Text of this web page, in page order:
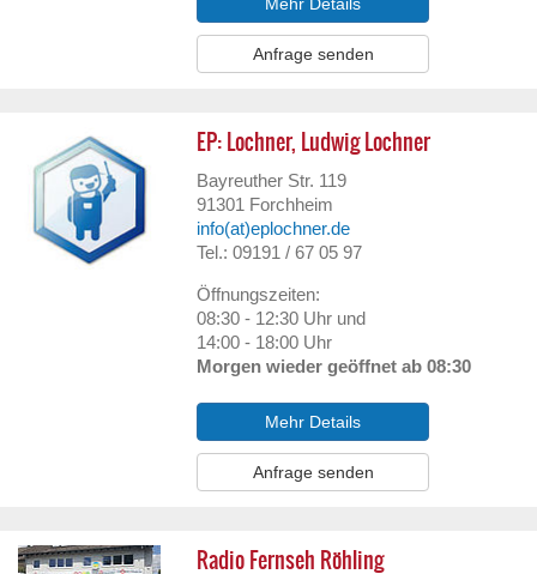
Anfrage senden
EP: Lochner, Ludwig Lochner
Bayreuther Str. 119
91301 Forchheim
info(at)eplochner.de
Tel.: 09191 / 67 05 97
Öffnungszeiten:
08:30 - 12:30 Uhr und
14:00 - 18:00 Uhr
Morgen wieder geöffnet ab 08:30
Mehr Details
Anfrage senden
Radio Fernseh Röhling